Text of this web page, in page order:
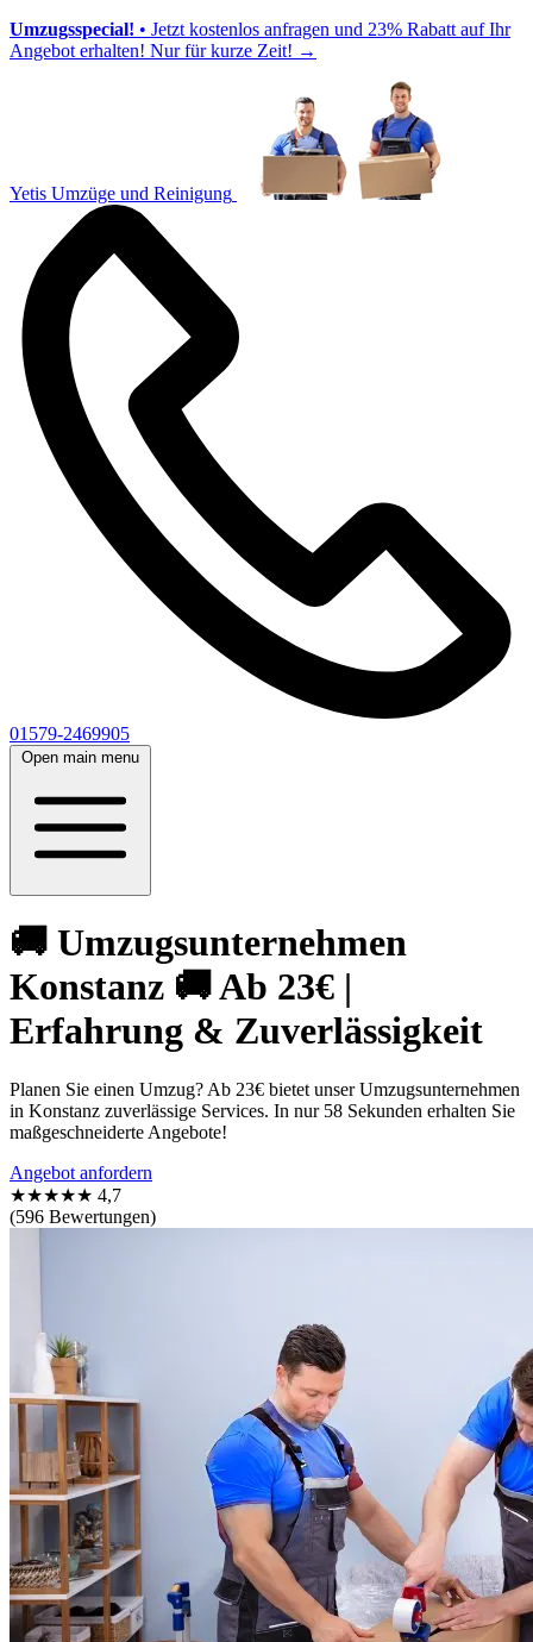
Umzugsspecial! • Jetzt kostenlos anfragen und 23% Rabatt auf Ihr
Angebot erhalten! Nur für kurze Zeit! →
Yetis Umzüge und Reinigung
01579-2469905
Open main menu
🚚 Umzugsunternehmen
Konstanz 🚚 Ab 23€ |
Erfahrung & Zuverlässigkeit
Planen Sie einen Umzug? Ab 23€ bietet unser Umzugsunternehmen
in Konstanz zuverlässige Services. In nur 58 Sekunden erhalten Sie
maßgeschneiderte Angebote!
Angebot anfordern
★★★★★ 4,7
(596 Bewertungen)